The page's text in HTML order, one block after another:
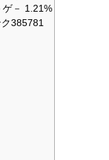
－ 1.21%
385781